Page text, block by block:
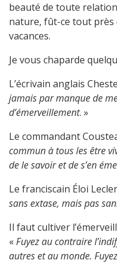
beauté de toute
nature, fût-ce tout près
vacances.
Je vous chaparde
L’écrivain anglais
jamais par manque de
d’émerveillement. »
Le commandant
commun à tous les être
de le savoir et de s’en
Le franciscain Éloi
sans extase, mais pas
Il faut cultiver
«Fuyez au contraire
autres et au monde.